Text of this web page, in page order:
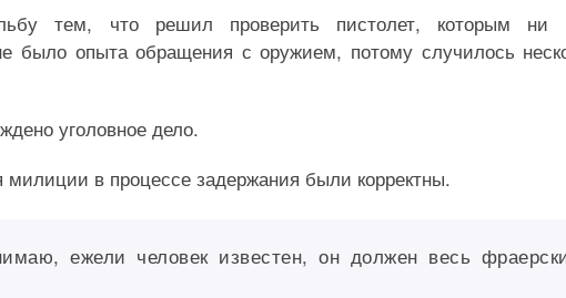
тем, что решил проверить пистолет, которым ни
было опыта обращения с оружием, потому случилось
уголовное дело.
в процессе задержания были корректны.
ежели человек известен, он должен весь